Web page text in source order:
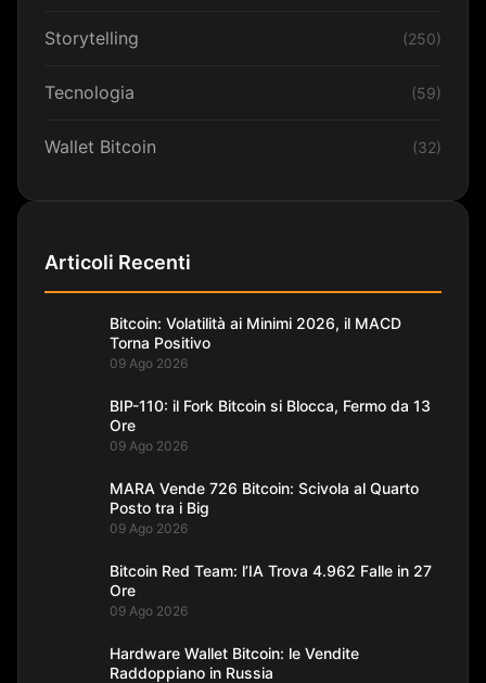
Storytelling (250)
Tecnologia (59)
Wallet Bitcoin (32)
Articoli Recenti
Bitcoin: Volatilità ai Minimi 2026, il MACD
Torna Positivo
09 Ago 2026
BIP-110: il Fork Bitcoin si Blocca, Fermo da 13
Ore
09 Ago 2026
MARA Vende 726 Bitcoin: Scivola al Quarto
Posto tra i Big
09 Ago 2026
Bitcoin Red Team: l’IA Trova 4.962 Falle in 27
Ore
09 Ago 2026
Hardware Wallet Bitcoin: le Vendite
Raddoppiano in Russia